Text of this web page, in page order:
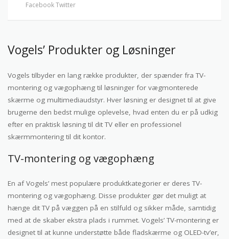
FacebookTwitter
Vogels’ Produkter og Løsninger
Vogels tilbyder en lang række produkter, der spænder fra TV-
montering og vægophæng til løsninger for vægmonterede
skærme og multimediaudstyr. Hver løsning er designet til at give
brugerne den bedst mulige oplevelse, hvad enten du er på udkig
efter en praktisk løsning til dit TV eller en professionel
skærmmontering til dit kontor.
TV-montering og vægophæng
En af Vogels’ mest populære produktkategorier er deres TV-
montering og vægophæng. Disse produkter gør det muligt at
hænge dit TV på væggen på en stilfuld og sikker måde, samtidig
med at de skaber ekstra plads i rummet. Vogels’ TV-montering er
designet til at kunne understøtte både fladskærme og OLED-tv’er,